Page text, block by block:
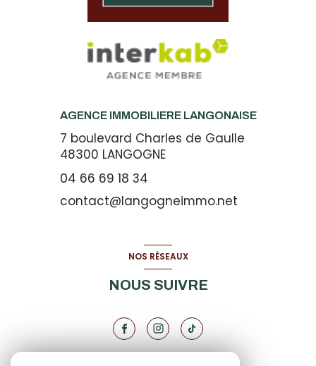
AGENCE IMMOBILIERE LANGONAISE
7 boulevard Charles de Gaulle
48300 LANGOGNE
04 66 69 18 34
contact@langogneimmo.net
NOS RÉSEAUX
NOUS SUIVRE